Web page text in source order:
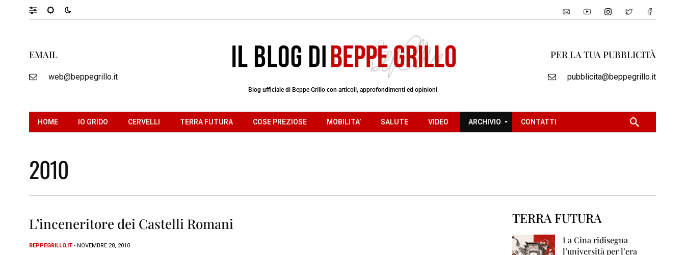
EMAIL
web@beppegrillo.it
Blog ufficiale di Beppe Grillo con articoli, approfondimenti ed opinioni
PER LA TUA PUBBLICITÀ
pubblicita@beppegrillo.it
HOME IO GRIDO CERVELLI TERRA FUTURA COSE PREZIOSE MOBILITA’ SALUTE VIDEO ARCHIVIO CONTATTI
2010
L’inceneritore dei Castelli Romani
BEPPEGRILLO.IT - NOVEMBRE 28, 2010
TERRA FUTURA
La Cina ridisegna
l’università per l’era